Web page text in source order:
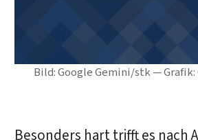
Bild: Google Gemini/stk —
Besonders hart trifft es nach